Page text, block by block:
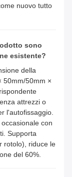
nuovo tutto
sono
esistente?
della
50mm/50mm ×
attrezzi o
l'autofissaggio.
con
Supporta
rotolo), riduce le
del 60%.